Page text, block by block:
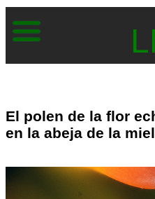
El polen de la flor
en la abeja de la